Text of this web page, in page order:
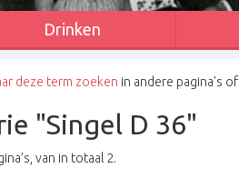
Drinken
deze term zoeken in andere pagina's of
"Singel D 36"
van in totaal 2.